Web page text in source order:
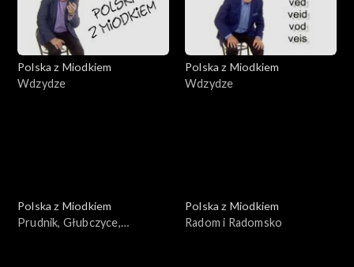
Polska z Miodkiem
Wdzydze
Polska z Miodkiem
Wdzydze
Polska z Miodkiem
Prudnik, Głubczyce,
Polska z Miodkiem
Radom i Radomsko